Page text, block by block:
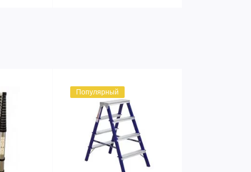
Популярный